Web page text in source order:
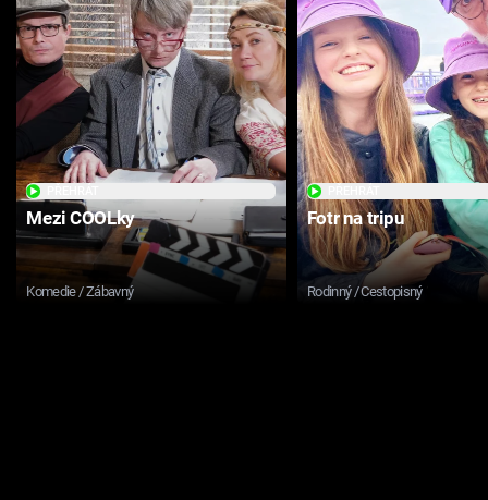
Mezi COOLky
Komedie / Zábavný
Fotr na tripu
Rodinný / Cestopisný